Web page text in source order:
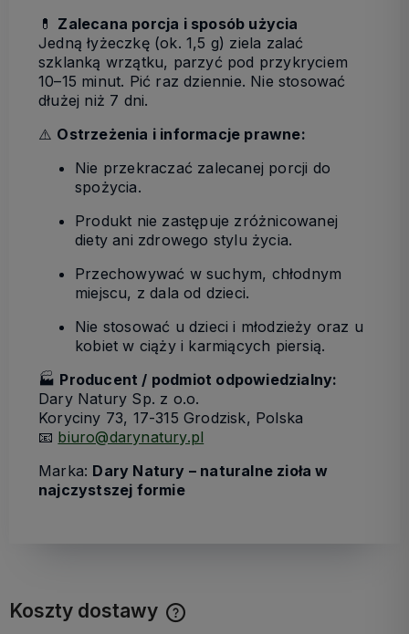
💊 Zalecana porcja i sposób użycia
Jedną łyżeczkę (ok. 1,5 g) ziela zalać
szklanką wrzątku, parzyć pod przykryciem
10–15 minut. Pić raz dziennie. Nie stosować
dłużej niż 7 dni.
⚠️ Ostrzeżenia i informacje prawne:
Nie przekraczać zalecanej porcji do
spożycia.
Produkt nie zastępuje zróżnicowanej
diety ani zdrowego stylu życia.
Przechowywać w suchym, chłodnym
miejscu, z dala od dzieci.
Nie stosować u dzieci i młodzieży oraz u
kobiet w ciąży i karmiących piersią.
🏭 Producent / podmiot odpowiedzialny:
Dary Natury Sp. z o.o.
Koryciny 73, 17-315 Grodzisk, Polska
📧 biuro@darynatury.pl
Marka: Dary Natury – naturalne zioła w
najczystszej formie
Koszty dostawy